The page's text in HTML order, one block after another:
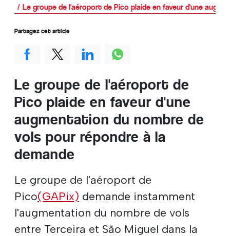
Le groupe de l'aéroport de Pico plaide en faveur d'une
Le groupe de l'aéroport de
Pico plaide en faveur d'une
augmentation du nombre de
vols pour répondre à la
demande
Le groupe de l'aéroport de
Pico(GAPix) demande instamment
l'augmentation du nombre de vols
entre Terceira et São Miguel dans la
Partagez cet article